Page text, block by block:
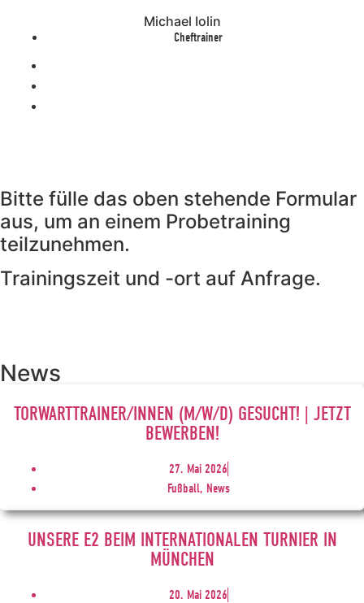
Michael Iolin
Cheftrainer
Bitte fülle das oben stehende Formular
aus, um an einem Probetraining
teilzunehmen.
Trainingszeit und -ort auf Anfrage.
News
TORWARTTRAINER/INNEN (M/W/D) GESUCHT! | JETZT
BEWERBEN!
27. Mai 2026
Fußball, News
UNSERE E2 BEIM INTERNATIONALEN TURNIER IN
MÜNCHEN
20. Mai 2026